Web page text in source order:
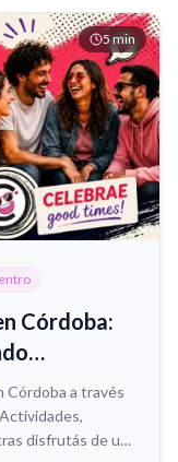
5min
Córdoba:
Córdoba a través
disfrutás de un